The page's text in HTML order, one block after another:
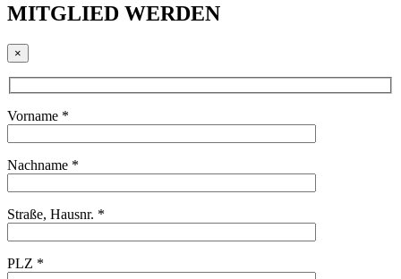
MITGLIED WERDEN
×
Vorname *
Nachname *
Straße, Hausnr. *
PLZ *